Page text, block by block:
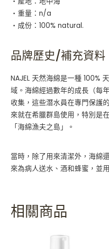
・重量：n/a
・成份：100% natural.
品牌歷史/補充資料
NAJEL 天然海綿是一種 100%
域。海綿經過數年的成長（每
收集，這些潛水員在專門保護
來就在希臘群島使用，特別是
「海綿漁夫之島」。
當時，除了用來清潔外，海綿
來為病人送水、酒和蜂蜜，並
相關商品